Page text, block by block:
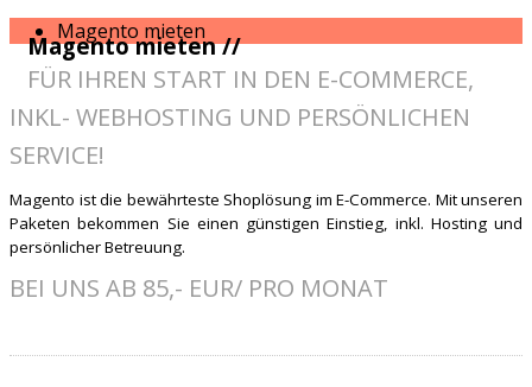
Magento mieten
Magento mieten //
FÜR IHREN START IN DEN E-COMMERCE,
INKL- WEBHOSTING UND PERSÖNLICHEN
SERVICE!
Magento ist die bewährteste Shoplösung im E-Commerce. Mit unseren
Paketen bekommen Sie einen günstigen Einstieg, inkl. Hosting und
persönlicher Betreuung.
BEI UNS AB 85,- EUR/ PRO MONAT